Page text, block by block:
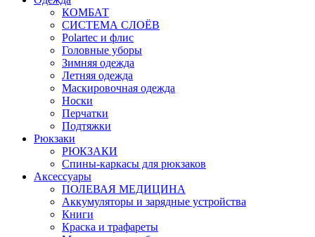
КОМБАТ
СИСТЕМА СЛОЁВ
Polartec и флис
Головные уборы
Зимняя одежда
Летняя одежда
Маскировочная одежда
Носки
Перчатки
Подтяжки
Рюкзаки
РЮКЗАКИ
Спины-каркасы для рюкзаков
Аксессуары
ПОЛЕВАЯ МЕДИЦИНА
Аккумуляторы и зарядные устройства
Книги
Краска и трафареты